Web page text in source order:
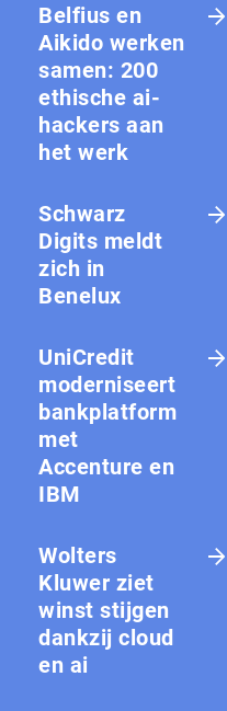
Belfius en
Aikido werken
samen: 200
ethische ai-
hackers aan
het werk
Schwarz
Digits meldt
zich in
Benelux
UniCredit
moderniseert
bankplatform
met
Accenture en
IBM
Wolters
Kluwer ziet
winst stijgen
dankzij cloud
en ai